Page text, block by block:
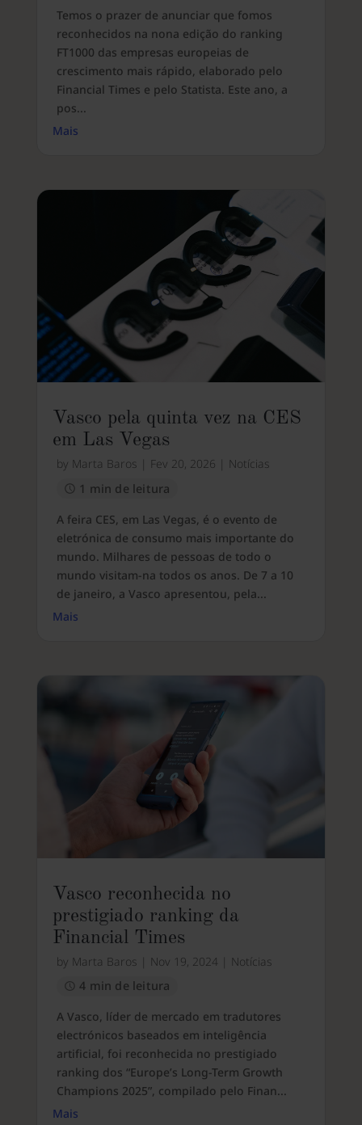
Temos o prazer de anunciar que fomos
reconhecidos na nona edição do ranking
FT1000 das empresas europeias de
crescimento mais rápido, elaborado pelo
Financial Times e pelo Statista. Este ano, a
pos...
Mais
Vasco pela quinta vez na CES
em Las Vegas
by Marta Baros Fev 20, 2026
Notícias
1 min de leitura
A feira CES, em Las Vegas, é o evento de
eletrónica de consumo mais importante do
mundo. Milhares de pessoas de todo o
mundo visitam-na todos os anos. De 7 a 10
de janeiro, a Vasco apresentou, pela...
Mais
Vasco reconhecida no
prestigiado ranking da
Financial Times
by Marta Baros Nov 19, 2024
Notícias
4 min de leitura
A Vasco, líder de mercado em tradutores
electrónicos baseados em inteligência
artificial, foi reconhecida no prestigiado
ranking dos “Europe’s Long-Term Growth
Champions 2025”, compilado pelo Finan...
Mais